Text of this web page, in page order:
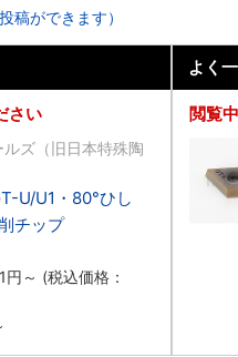
稿ができます）
さい
ズ（旧日本特殊陶
U/U1・80°ひし
チップ
円 ～ (税込価格：
よく
閲覧